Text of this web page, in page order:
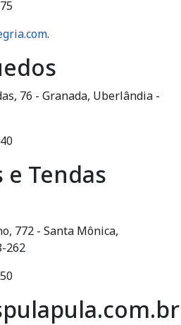
.
76 - Granada, Uberlândia -
Tendas
772 - Santa Mônica,
262